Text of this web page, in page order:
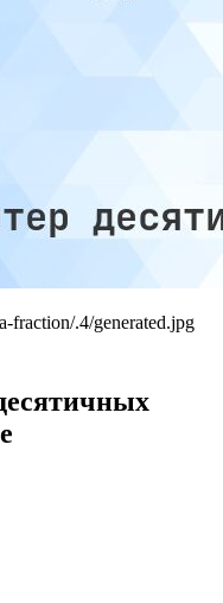
fraction/.4/generated.jpg